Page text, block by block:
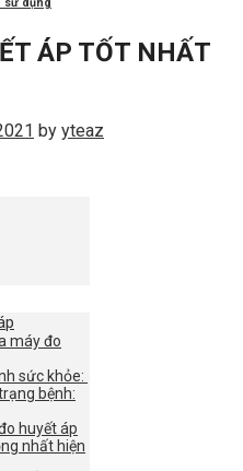
ÁP TỐT NHẤT
by yteaz
máy đo
sức khỏe:
bệnh:
huyết áp
nhất hiện